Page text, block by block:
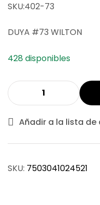
SKU:402-73
DUYA #73 WILTON
428 disponibles
Añadir a la lista de
SKU: 7503041024521